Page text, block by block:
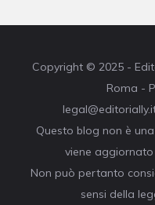
Copyright © 2025 -
Roma -
Questo blog non è
viene
Non può pertanto
sensi della